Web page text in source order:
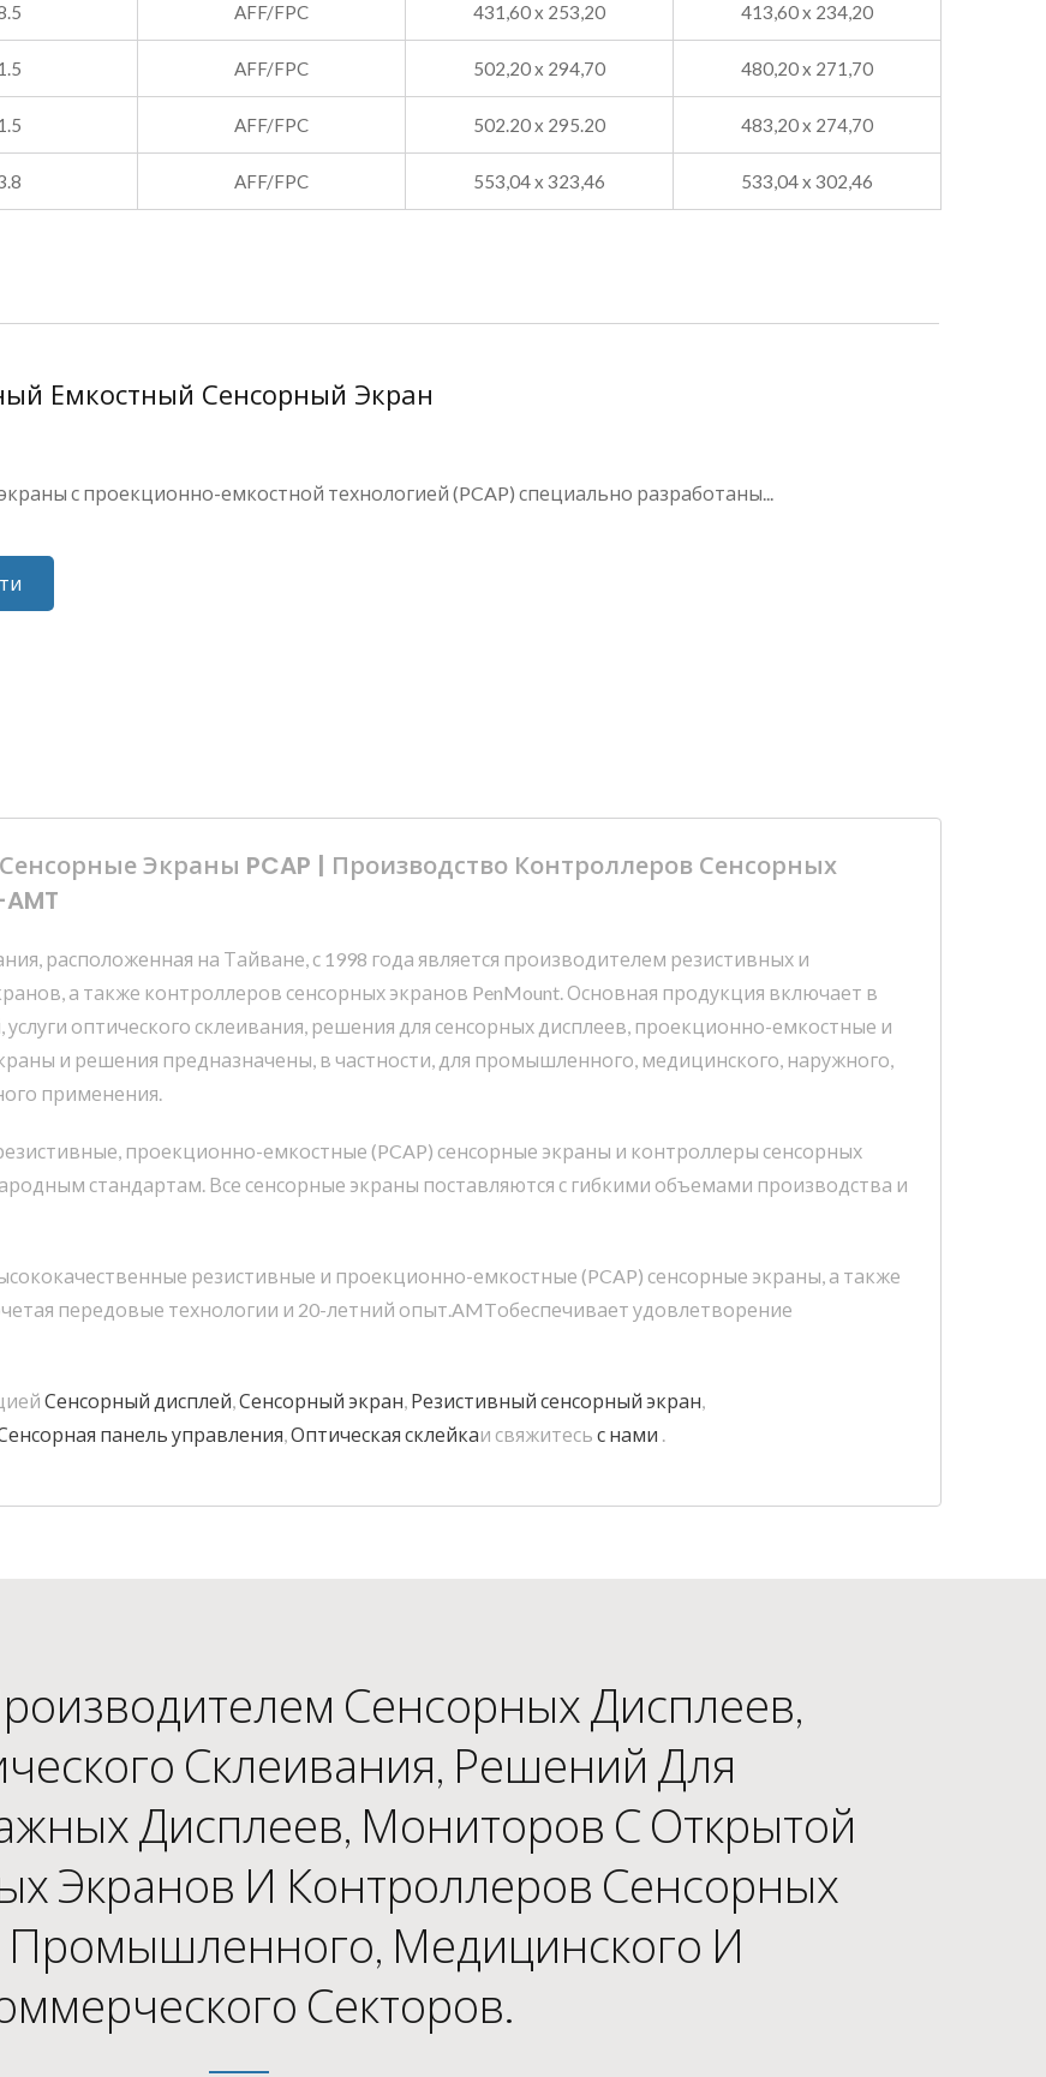
AFF/FPC 431,60 x 253,20 413,60 x 234,20
AFF/FPC 502,20 x 294,70 480,20 x 271,70
AFF/FPC 502.20 x 295.20 483,20 x 274,70
AFF/FPC 553,04 x 323,46 533,04 x 302,46
Емкостный Сенсорный Экран
с проекционно-емкостной технологией (PCAP) специально разработаны...
Экраны PCAP | Производство Контроллеров Сенсорных
расположенная на Тайване, с 1998 года является производителем резистивных и
а также контроллеров сенсорных экранов PenMount. Основная продукция включает в
оптического склеивания, решения для сенсорных дисплеев, проекционно-емкостные и
и решения предназначены, в частности, для промышленного, медицинского, наружного,
применения.
проекционно-емкостные (PCAP) сенсорные экраны и контроллеры сенсорных
стандартам. Все сенсорные экраны поставляются с гибкими объемами производства и
резистивные и проекционно-емкостные (PCAP) сенсорные экраны, а также
передовые технологии и 20-летний опыт.AMTобеспечивает удовлетворение
Сенсорный дисплей,Сенсорный экран, Резистивный сенсорный экран,
панель управления,Оптическая склейкаи свяжитесь с нами .
Сенсорных Дисплеев,
Склеивания, Решений Для
Дисплеев, Мониторов С Открытой
Экранов И Контроллеров Сенсорных
Промышленного, Медицинского И
Секторов.